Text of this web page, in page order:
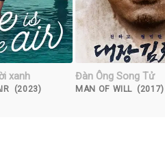
xanh
(2023)
Đàn Ông Song Tử
MAN OF WILL (2017)